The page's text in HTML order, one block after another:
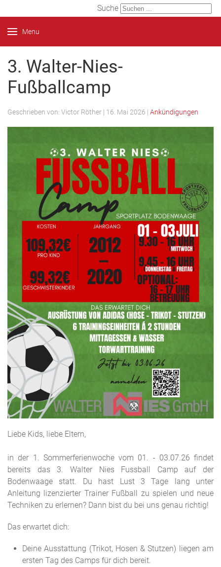
Suche
Menu
3. Walter-Nies-
Fußballcamp
Geschrieben von: Victor Röther | 16. Mai 2026 | Ankündigungen
Liebe Kids, liebe Eltern,
in der 1. Sommerferienwoche vom 01. - 03.07.26 findet
bereits das 3. Walter Nies Fussball Camp auf der
Bodenwaage statt. Du hast Lust 3 Tage lang unter
Anleitung lizenzierter Trainer Fußball zu spielen und neue
Techniken zu erlernen? Dann bist du bei uns genau richtig!
Das erwartet dich:
Deine Ausstattung (Trikot, Hosen & Stutzen) liegen am
ersten Tag des Camps für dich bereit.